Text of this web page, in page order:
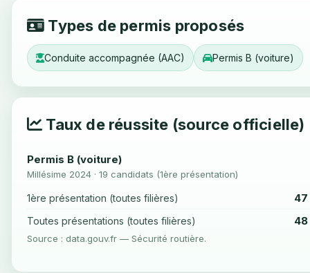
Types de permis proposés
Conduite accompagnée (AAC) Permis B (voiture)
Taux de réussite (source officielle)
Permis B (voiture)
Millésime 2024 · 19 candidats (1ère présentation)
1ère présentation (toutes filières) 47
Toutes présentations (toutes filières) 48
Source : data.gouv.fr — Sécurité routière.